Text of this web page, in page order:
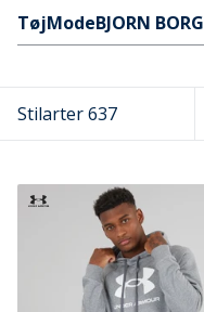
Hurtige links
TøjModeBJORN BORG
Stilarter 637